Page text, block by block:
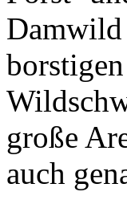
Damwild
große
auch